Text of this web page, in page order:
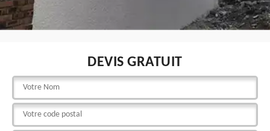
DEVIS GRATUIT